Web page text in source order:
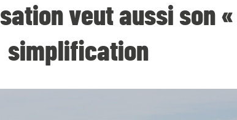
veut aussi son
simplification